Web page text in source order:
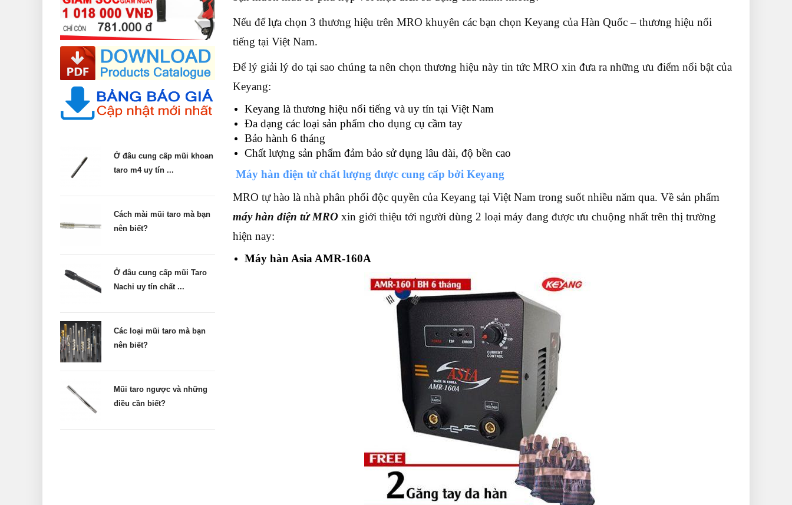
Nếu để lựa chọn 3 thương hiệu trên MRO khuyên các bạn chọn Keyang của Hàn Quốc – thương hiệu nổi
tiếng tại Việt Nam.
Để lý giải lý do tại sao chúng ta nên chọn thương hiệu này tin tức MRO xin đưa ra những ưu điểm nổi bật của
Keyang:
Keyang là thương hiệu nổi tiếng và uy tín tại Việt Nam
Đa dạng các loại sản phẩm cho dụng cụ cầm tay
Bảo hành 6 tháng
Chất lượng sản phẩm đảm bảo sử dụng lâu dài, độ bền cao
Máy hàn điện tử chất lượng được cung cấp bởi Keyang
MRO tự hào là nhà phân phối độc quyền của Keyang tại Việt Nam trong suốt nhiều năm qua. Về sản phẩm
máy hàn điện tử MROxin giới thiệu tới người dùng 2 loại máy đang được ưu chuộng nhất trên thị trường
hiện nay:
Máy hàn Asia AMR-160A
Ở đâu cung cấp mũi khoan
taro m4 uy tín ...
Cách mài mũi taro mà bạn
nên biết?
Ở đâu cung cấp mũi Taro
Nachi uy tín chất ...
Các loại mũi taro mà bạn
nên biết?
Mũi taro ngược và những
điều cần biết?